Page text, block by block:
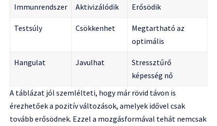
Immunrendszer Aktivizálódik Erősödik
Testsúly Csökkenhet
Megtartható az
optimális
Hangulat Javulhat
Stressztűrő
képesség nő
A táblázat jól szemlélteti, hogy már rövid távon is
érezhetőek a pozitív változások, amelyek idővel csak
tovább erősödnek. Ezzel a mozgásformával tehát nemcsak